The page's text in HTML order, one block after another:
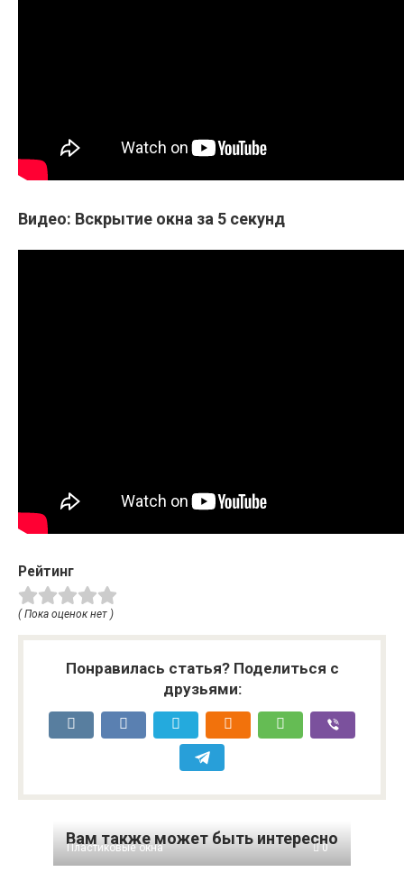
Видео: Вскрытие окна за 5 секунд
Рейтинг
( Пока оценок нет )
Понравилась статья? Поделиться с
друзьями:
Вам также может быть интересно
Пластиковые окна 0